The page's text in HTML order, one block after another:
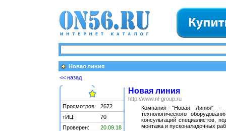
Новая линия
<< назад
Просмотров:
2672
тИЦ:
70
Проверен:
20.09.18
Новая линия
http://www.nl-group.ru
Компания "Новая Линия" -
технологического
консультаций специалистов,
монтажа и пусконаладочных